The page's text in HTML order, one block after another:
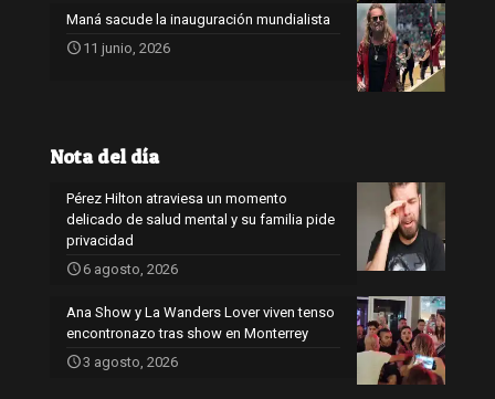
Maná sacude la inauguración mundialista
11 junio, 2026
Nota del día
Pérez Hilton atraviesa un momento
delicado de salud mental y su familia pide
privacidad
6 agosto, 2026
Ana Show y La Wanders Lover viven tenso
encontronazo tras show en Monterrey
3 agosto, 2026